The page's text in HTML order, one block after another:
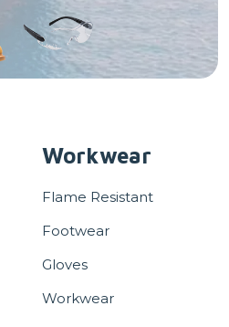
Workwear
Flame Resistant
Footwear
Gloves
Workwear